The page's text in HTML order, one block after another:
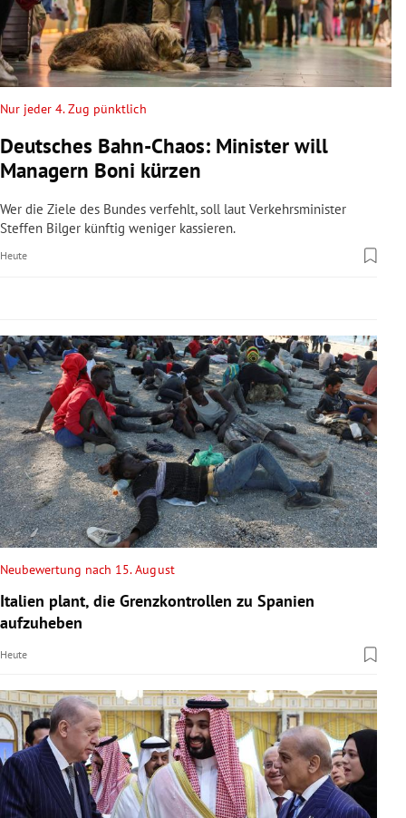
Untermenü
Untermenü
Untermenü
Untermenü
Untermenü
Untermenü
Nur jeder 4. Zug pünktlich
Deutsches Bahn-Chaos: Minister will
Managern Boni kürzen
Wer die Ziele des Bundes verfehlt, soll laut Verkehrsminister
Steffen Bilger künftig weniger kassieren.
Heute
Neubewertung nach 15. August
Italien plant, die Grenzkontrollen zu Spanien
aufzuheben
Heute